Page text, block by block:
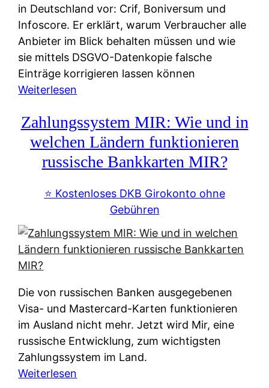
in Deutschland vor: Crif, Boniversum und
Infoscore. Er erklärt, warum Verbraucher alle
Anbieter im Blick behalten müssen und wie
sie mittels DSGVO-Datenkopie falsche
Einträge korrigieren lassen können
Weiterlesen
c
h
u
f
-
l
t
n
a
t
i
v
e
Zahlungssystem MIR: Wie und in
welchen Ländern funktionieren
russische Bankkarten MIR?
⭐️ Kostenloses DKB Girokonto ohne
Gebühren
Die von russischen Banken ausgegebenen
Visa- und Mastercard-Karten funktionieren
im Ausland nicht mehr. Jetzt wird Mir, eine
russische Entwicklung, zum wichtigsten
Zahlungssystem im Land.
Weiterlesen